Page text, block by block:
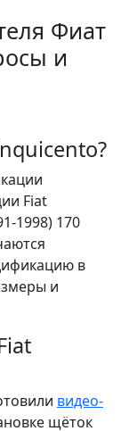
Фиат
и
Fiat
1998) 170
в
и
видео-
щёток